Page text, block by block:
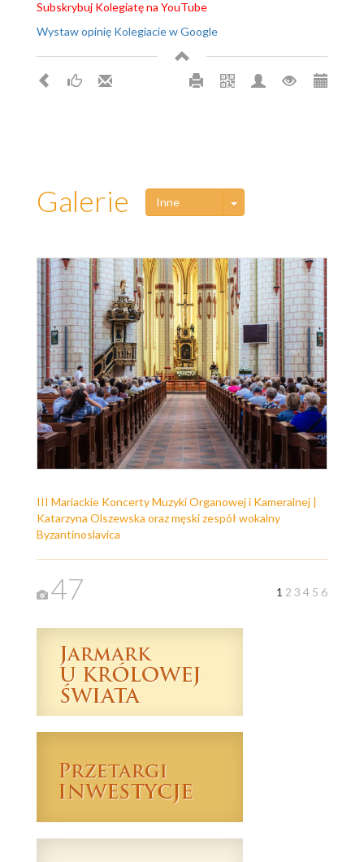
Subskrybuj Kolegiatę na YouTube
Wystaw opinię Kolegiacie w Google
Galerie Inne Toggle Dropdown
III Mariackie Koncerty Muzyki Organowej i Kameralnej |
Katarzyna Olszewska oraz męski zespół wokalny
Byzantinoslavica
47 1 2 3 4 5 6